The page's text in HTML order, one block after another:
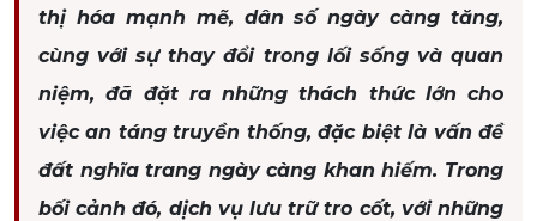
thị hóa mạnh mẽ, dân số ngày càng tăng,
cùng với sự thay đổi trong lối sống và quan
niệm, đã đặt ra những thách thức lớn cho
việc an táng truyền thống, đặc biệt là vấn đề
đất nghĩa trang ngày càng khan hiếm. Trong
bối cảnh đó, dịch vụ lưu trữ tro cốt, với những